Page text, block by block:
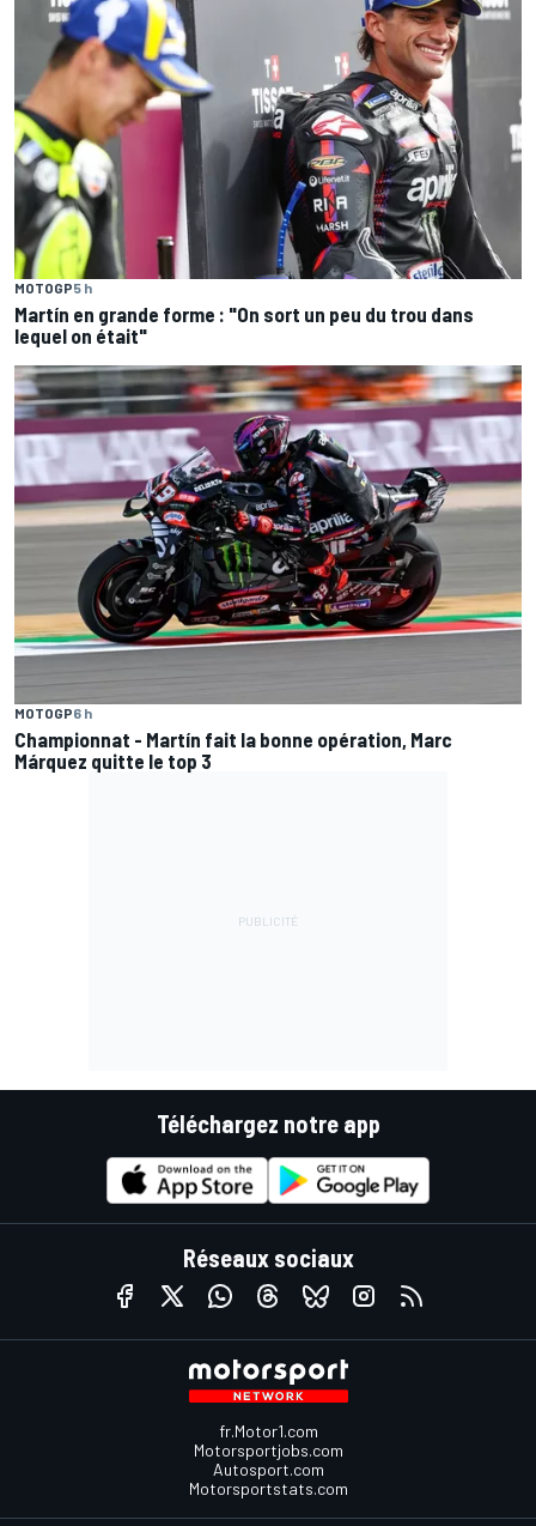
MOTOGP5 h
Martín en grande forme : "On sort un peu du trou dans
lequel on était"
MOTOGP6 h
Championnat - Martín fait la bonne opération, Marc
Márquez quitte le top 3
Téléchargez notre app
Réseaux sociaux
fr.Motor1.com
Motorsportjobs.com
Autosport.com
Motorsportstats.com